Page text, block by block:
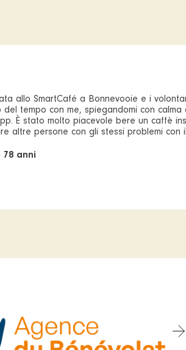
allo SmartCafé a Bonnevooie e i
del tempo con me, spiegandomi con calma
È stato molto piacevole bere un caffè
altre persone con gli stessi problemi con
78 anni